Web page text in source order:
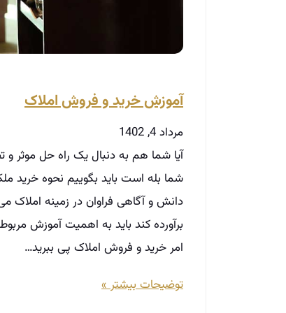
آموزش خرید و فروش املاک
مرداد 4, 1402
آیا شما هم به دنبال یک راه حل موثر
شما بله است باید بگوییم نحوه خرید
دانش و آگاهی فراوان در زمینه املاک
برآورده کند باید به اهمیت آموزش
امر خرید و فروش املاک پی ببرید…
توضیحات بیشتر »